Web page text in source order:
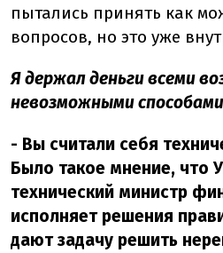
пытались принять как
вопросов, но это уже
Я держал деньги всеми
невозможными способами
- Вы считали себя
Было такое мнение, что
технический министр
исполняет решения
дают задачу решить